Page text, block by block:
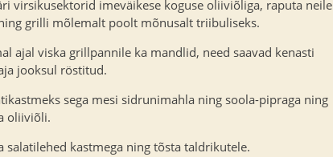
virsikusektorid imeväikese koguse oliiviõliga, raputa neile
grilli mõlemalt poolt mõnusalt triibuliseks.
ajal viska grillpannile ka mandlid, need saavad kenasti
jooksul röstitud.
sega mesi sidrunimahla ning soola-pipraga ning
oliiviõli.
salatilehed kastmega ning tõsta taldrikutele.